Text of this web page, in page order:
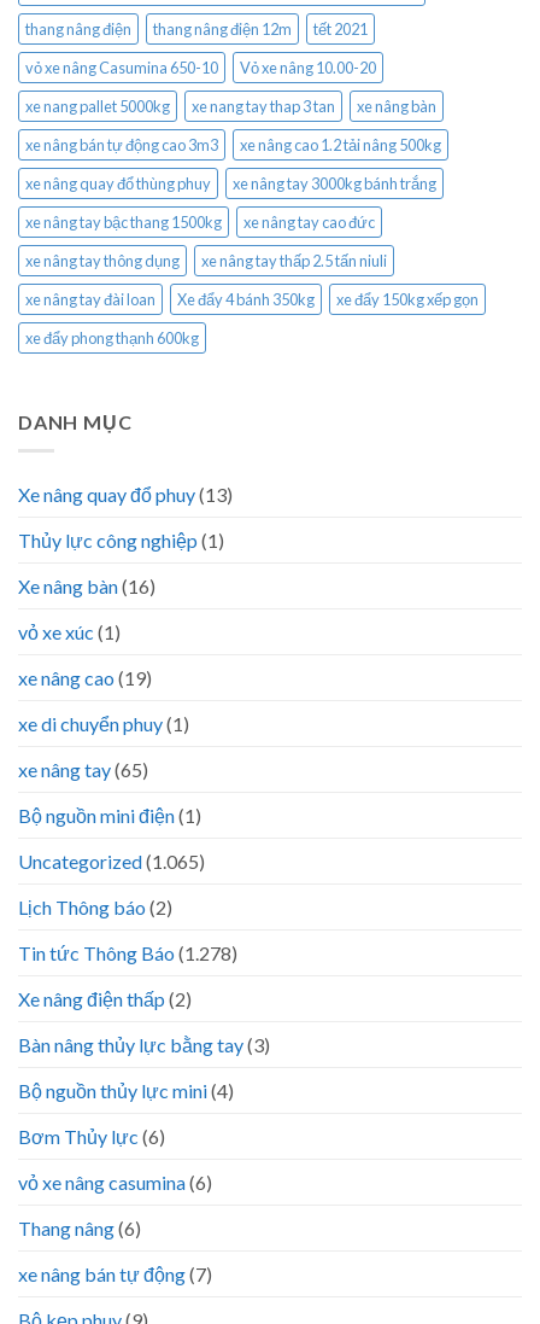
thang nâng điện
thang nâng điện 12m
tết 2021
vỏ xe nâng Casumina 650-10
Vỏ xe nâng 10.00-20
xe nang pallet 5000kg
xe nang tay thap 3 tan
xe nâng bàn
xe nâng bán tự động cao 3m3
xe nâng cao 1.2 tải nâng 500kg
xe nâng quay đổ thùng phuy
xe nâng tay 3000kg bánh trắng
xe nâng tay bậc thang 1500kg
xe nâng tay cao đức
xe nâng tay thông dụng
xe nâng tay thấp 2.5 tấn niuli
xe nâng tay đài loan
Xe đẩy 4 bánh 350kg
xe đẩy 150kg xếp gọn
xe đẩy phong thạnh 600kg
DANH MỤC
Xe nâng quay đổ phuy(13)
Thủy lực công nghiệp (1)
Xe nâng bàn(16)
vỏ xe xúc (1)
xe nâng cao (19)
xe di chuyển phuy(1)
xe nâng tay(65)
Bộ nguồn mini điện(1)
Uncategorized(1.065)
Lịch Thông báo (2)
Tin tức Thông Báo (1.278)
Xe nâng điện thấp (2)
Bàn nâng thủy lực bằng tay(3)
Bộ nguồn thủy lực mini(4)
Bơm Thủy lực (6)
vỏ xe nâng casumina(6)
Thang nâng(6)
xe nâng bán tự động(7)